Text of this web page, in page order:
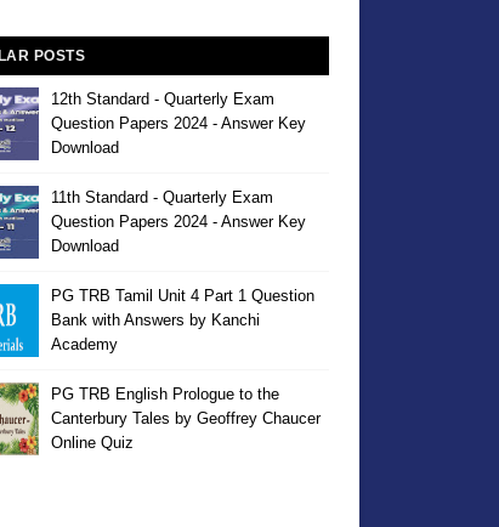
POSTS
12th Standard - Quarterly Exam
Question Papers 2024 - Answer Key
Download
11th Standard - Quarterly Exam
Question Papers 2024 - Answer Key
Download
PG TRB Tamil Unit 4 Part 1 Question
Bank with Answers by Kanchi
Academy
PG TRB English Prologue to the
Canterbury Tales by Geoffrey Chaucer
Online Quiz